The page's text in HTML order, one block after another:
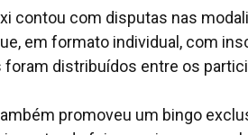
contou com disputas nas
em formato individual, com
foram distribuídos entre os
promoveu um bingo